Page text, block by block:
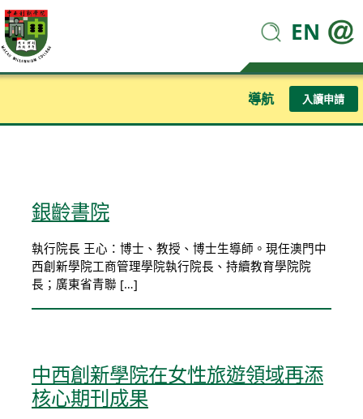
EN
導航 入讀申請
銀齡書院
執行院長 王心：博士、教授、博士生導師。現任澳門中
西創新學院工商管理學院執行院長、持續教育學院院
長；廣東省青聯 […]
中西創新學院在女性旅遊領域再添
核心期刊成果